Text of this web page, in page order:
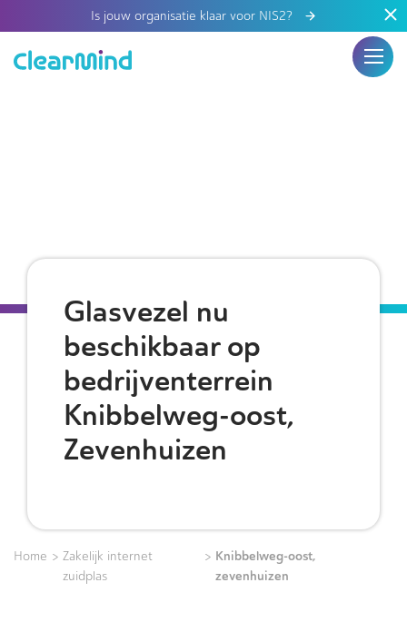
Is jouw organisatie klaar voor NIS2?
Glasvezel nu
beschikbaar op
bedrijventerrein
Knibbelweg-oost,
Zevenhuizen
Home > Zakelijk internet
zuidplas
> Knibbelweg-oost,
zevenhuizen